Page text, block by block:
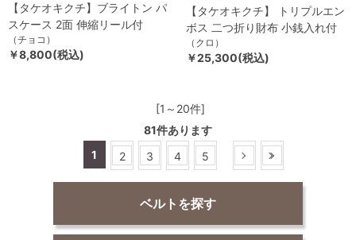
【タケオキクチ】ブライトン パ
スケース 2面 伸縮リール付
（チョコ）
￥8,800(税込)
【タケオキクチ】 トリプルエン
ボス 二つ折り財布 小銭入れ付
（クロ）
￥25,300(税込)
[1～20件]
81件あります
1
2 3 4 5
ベルトを探す